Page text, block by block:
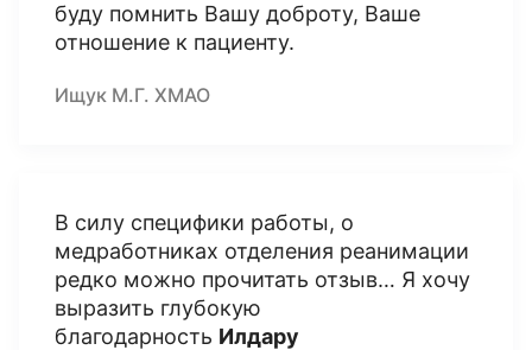
буду помнить Вашу доброту, Ваше
отношение к пациенту.
Ищук М.Г. ХМАО
В силу специфики работы, о
медработниках отделения реанимации
редко можно прочитать отзыв… Я хочу
выразить глубокую
благодарность Илдару